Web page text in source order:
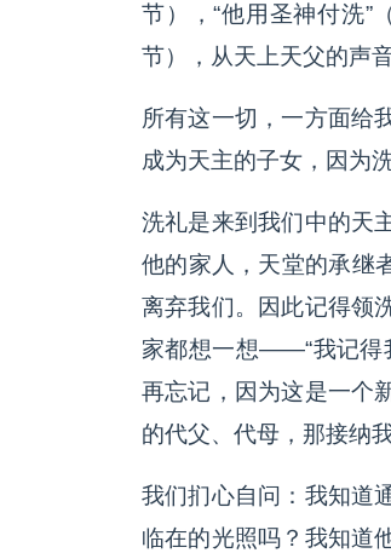
节），“他用圣神付洗”
节），从天上天父的声
所有这一切，一方面给
成为天主的子女，因为
洗礼是来到我们中的天
他的家人，天堂的承继
离弃我们。因此记得领
家都想一想——“我记得
再忘记，因为这是一个
的代父、代母，那接纳
我们扪心自问：我知道
临在的光照吗？我知道